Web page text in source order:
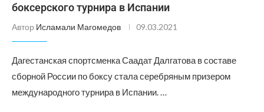
боксерского турнира в Испании
Автор Исламали Магомедов 09.03.2021
Дагестанская спортсменка Саадат Далгатова в составе
сборной России по боксу стала серебряным призером
международного турнира в Испании. …